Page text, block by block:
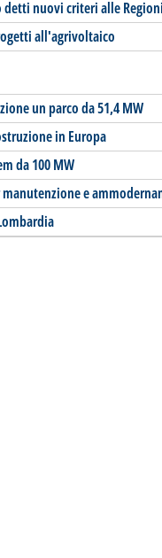
detti nuovi criteri alle
all'agrivoltaico
un parco da 51,4 MW
in Europa
da 100 MW
e